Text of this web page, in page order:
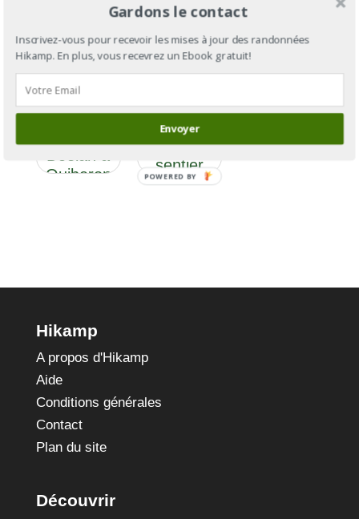
GR®34
Section 15
Quiberon
la
Bretagne
par le
sentier
des
Hikamp
A propos d'Hikamp
Aide
Conditions générales
Contact
Plan du site
Découvrir
Gardons le contact
Inscrivez-vous pour recevoir les mises à jour des randonnées
Hikamp. En plus, vous recevrez un Ebook gratuit!
Envoyer
POWERED BY